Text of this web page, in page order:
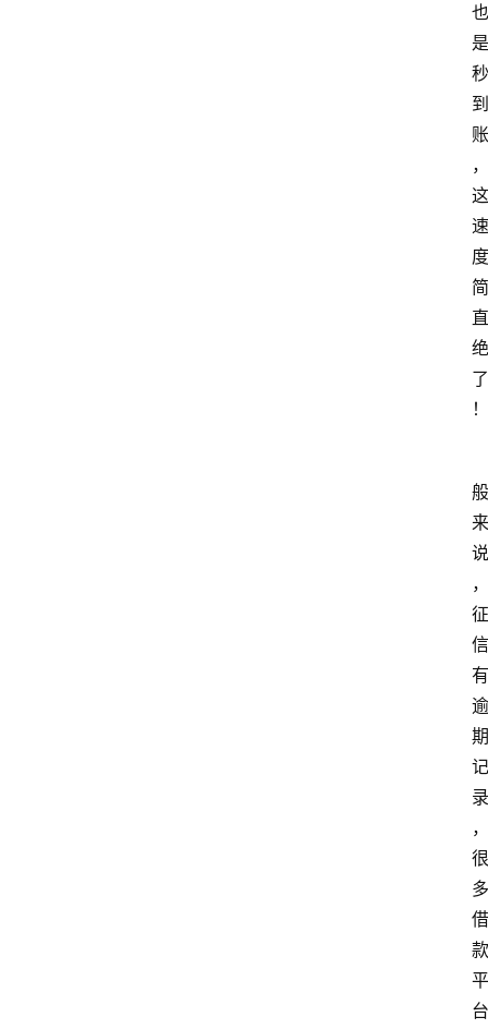
也
是
秒
到
账
，
这
速
度
简
直
绝
了
！
般
来
说
，
征
信
有
逾
期
记
录
，
很
多
借
款
平
台